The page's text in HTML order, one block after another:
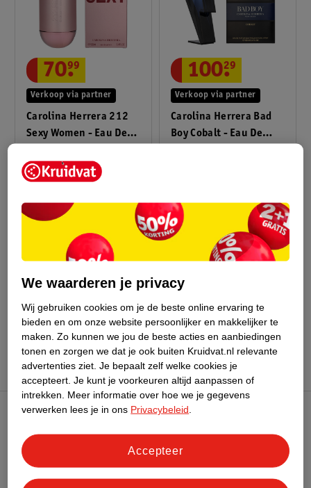
Carolina Herrera 212
Sexy Women - Eau De
Verkoop via partner
70.
99
Carolina Herrera Bad
Boy Cobalt - Eau De
Verkoop via partner
100.
29
Klantenservice
We waarderen je privacy
Wij gebruiken cookies om je de beste online ervaring te
bieden en om onze website persoonlijker en makkelijker te
maken. Zo kunnen we jou de beste acties en aanbiedingen
tonen en zorgen we dat je ook buiten Kruidvat.nl relevante
advertenties ziet. Je bepaalt zelf welke cookies je
accepteert. Je kunt je voorkeuren altijd aanpassen of
intrekken.
Meer informatie over hoe we je gegevens
verwerken lees je in ons Privacybeleid
Accepteer